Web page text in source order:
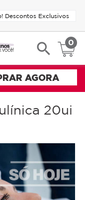
Descontos Exclusivos
search 0
20ui
AGORA